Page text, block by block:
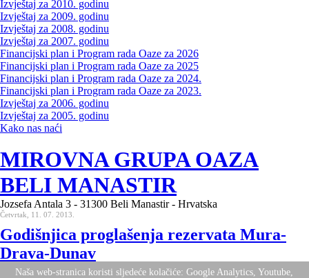
Izvještaj za 2010. godinu
Izvještaj za 2009. godinu
Izvještaj za 2008. godinu
Izvještaj za 2007. godinu
Financijski plan i Program rada Oaze za 2026
Financijski plan i Program rada Oaze za 2025
Financijski plan i Program rada Oaze za 2024.
Financijski plan i Program rada Oaze za 2023.
Izvještaj za 2006. godinu
Izvještaj za 2005. godinu
Kako nas naći
MIROVNA GRUPA OAZA
BELI MANASTIR
Jozsefa Antala 3 - 31300 Beli Manastir - Hrvatska
Četvrtak, 11. 07. 2013.
Godišnjica proglašenja rezervata Mura-
Drava-Dunav
Naša web-stranica koristi sljedeće kolačiće: Google Analytics, Youtube,